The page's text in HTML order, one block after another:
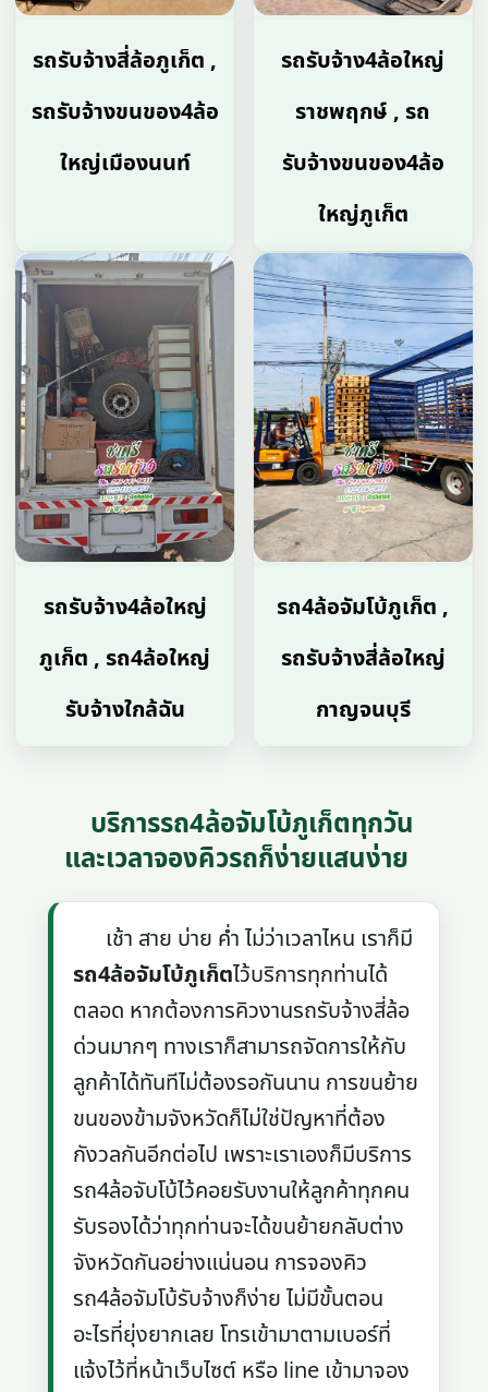
รถรับจ้างสี่ล้อภูเก็ต ,
รถรับจ้างขนของ4ล้อ
ใหญ่เมืองนนท์
รถรับจ้าง4ล้อใหญ่
ราชพฤกษ์ , รถ
รับจ้างขนของ4ล้อ
ใหญ่ภูเก็ต
รถรับจ้าง4ล้อใหญ่
ภูเก็ต , รถ4ล้อใหญ่
รับจ้างใกล้ฉัน
รถ4ล้อจัมโบ้ภูเก็ต ,
รถรับจ้างสี่ล้อใหญ่
กาญจนบุรี
บริการรถ4ล้อจัมโบ้ภูเก็ตทุกวัน
และเวลาจองคิวรถก็ง่ายแสนง่าย
เช้า สาย บ่าย ค่ำ ไม่ว่าเวลาไหน เราก็มี
รถ4ล้อจัมโบ้ภูเก็ตไว้บริการทุกท่านได้
ตลอด หากต้องการคิวงานรถรับจ้างสี่ล้อ
ด่วนมากๆ ทางเราก็สามารถจัดการให้กับ
ลูกค้าได้ทันทีไม่ต้องรอกันนาน การขนย้าย
ขนของข้ามจังหวัดก็ไม่ใช่ปัญหาที่ต้อง
กังวลกันอีกต่อไป เพราะเราเองก็มีบริการ
รถ4ล้อจับโบ้ไว้คอยรับงานให้ลูกค้าทุกคน
รับรองได้ว่าทุกท่านจะได้ขนย้ายกลับต่าง
จังหวัดกันอย่างแน่นอน การจองคิว
รถ4ล้อจัมโบ้รับจ้างก็ง่าย ไม่มีขั้นตอน
อะไรที่ยุ่งยากเลย โทรเข้ามาตามเบอร์ที่
แจ้งไว้ที่หน้าเว็บไซต์ หรือ line เข้ามาจอง